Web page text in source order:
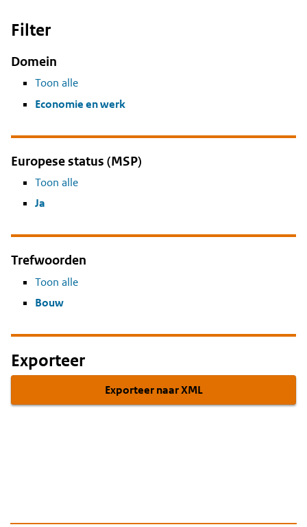
Filter
Domein
Toon alle
Economie en werk
Europese status (MSP)
Toon alle
Ja
Trefwoorden
Toon alle
Bouw
Exporteer
Exporteer naar XML